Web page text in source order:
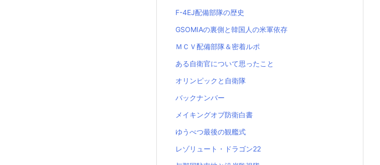
F-4EJ配備部隊の歴史
GSOMIAの裏側と韓国人の米軍依存
ＭＣＶ配備部隊＆密着ルポ
ある自衛官について思ったこと
オリンピックと自衛隊
バックナンバー
メイキングオブ防衛白書
ゆうべつ最後の観艦式
レゾリュート・ドラゴン22